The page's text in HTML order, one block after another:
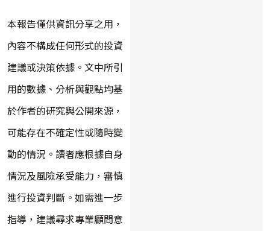
本報告僅供資訊分享之用，
內容不構成任何形式的投資
建議或決策依據。文中所引
用的數據、分析與觀點均基
於作者的研究與公開來源，
可能存在不確定性或隨時變
動的情況。讀者應根據自身
情況及風險承受能力，審慎
進行投資判斷。如需進一步
指導，建議尋求專業顧問意